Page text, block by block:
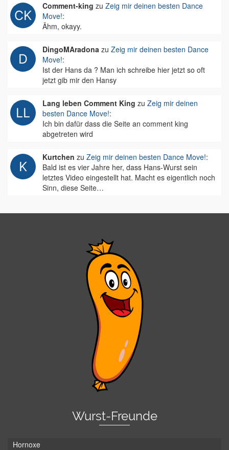
Comment-king zu Zeig mir deinen besten Dance
Move!:
Ähm, okayy.
DingoMAradona zu Zeig mir deinen besten Dance
Move!:
Ist der Hans da ? Man ich schreibe hier jetzt so oft
jetzt gib mir den Hansy
Lang leben Comment King zu Zeig mir deinen
besten Dance Move!:
Ich bin dafür dass die Seite an comment king
abgetreten wird
Kurtchen zu Zeig mir deinen besten Dance Move!:
Bald ist es vier Jahre her, dass Hans-Wurst sein
letztes Video eingestellt hat. Macht es eigentlich noch
Sinn, diese Seite…
Wurst-Freunde
Hornoxe